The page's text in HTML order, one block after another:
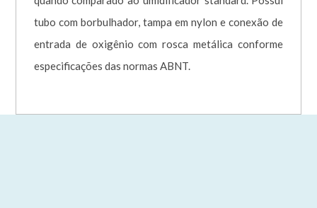
tubo com borbulhador, tampa em nylon e conexão de
entrada de oxigênio com rosca metálica conforme
especificações das normas ABNT.